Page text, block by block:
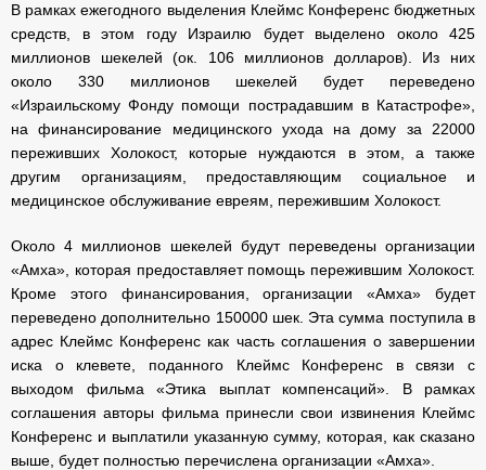
В рамках ежегодного выделения Клеймс Конференс бюджетных
средств, в этом году Израилю будет выделено около 425
миллионов шекелей (ок. 106 миллионов долларов). Из них
около 330 миллионов шекелей будет переведено
«Израильскому Фонду помощи пострадавшим в Катастрофе»,
на финансирование медицинского ухода на дому за 22000
переживших Холокост, которые нуждаются в этом, а также
другим организациям, предоставляющим социальное и
медицинское обслуживание евреям, пережившим Холокост.
Около 4 миллионов шекелей будут переведены организации
«Амха», которая предоставляет помощь пережившим Холокост.
Кроме этого финансирования, организации «Амха» будет
переведено дополнительно 150000 шек. Эта сумма поступила в
адрес Клеймс Конференс как часть соглашения о завершении
иска о клевете, поданного Клеймс Конференс в связи с
выходом фильма «Этика выплат компенсаций». В рамках
соглашения авторы фильма принесли свои извинения Клеймс
Конференс и выплатили указанную сумму, которая, как сказано
выше, будет полностью перечислена организации «Амха».